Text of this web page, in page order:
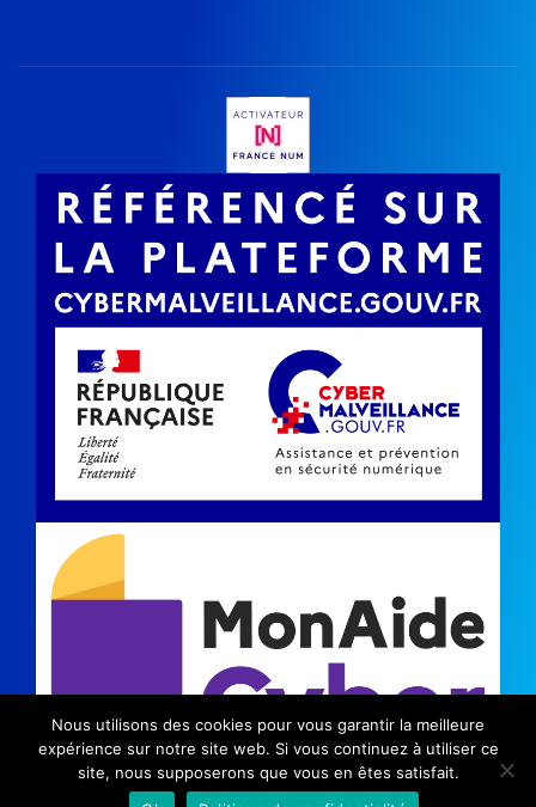
©2024 Kinic |Mentions légales|Politique de
Nous utilisons des cookies pour vous garantir la meilleure
expérience sur notre site web. Si vous continuez à utiliser ce
site, nous supposerons que vous en êtes satisfait.